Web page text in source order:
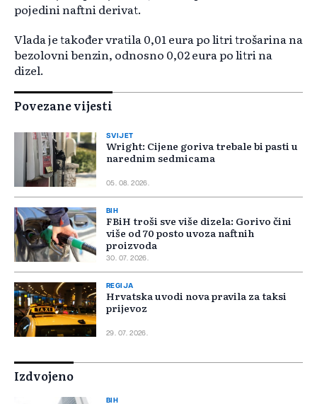
pojedini naftni derivat.
Vlada je također vratila 0,01 eura po litri trošarina na
bezolovni benzin, odnosno 0,02 eura po litri na
dizel.
Povezane vijesti
SVIJET
Wright: Cijene goriva trebale bi pasti u
narednim sedmicama
05. 08. 2026.
BIH
FBiH troši sve više dizela: Gorivo čini
više od 70 posto uvoza naftnih
proizvoda
30. 07. 2026.
REGIJA
Hrvatska uvodi nova pravila za taksi
prijevoz
29. 07. 2026.
Izdvojeno
BIH